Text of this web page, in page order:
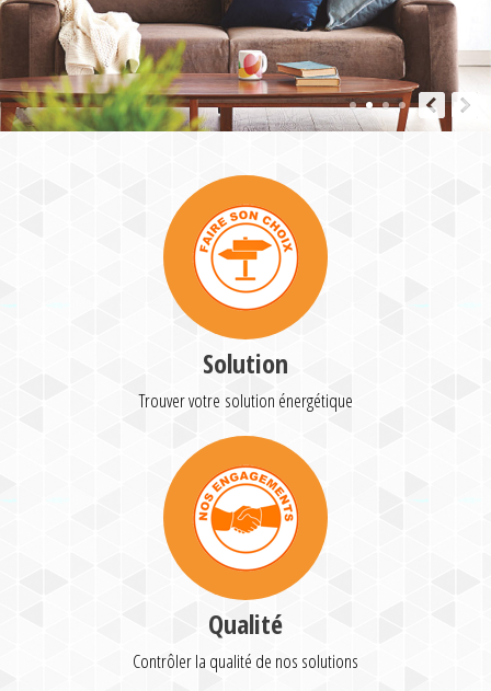
Solution
Trouver votre solution énergétique
Qualité
Contrôler la qualité de nos solutions